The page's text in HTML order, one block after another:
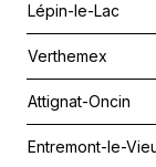
Lépin-le-Lac
Verthemex
Attignat-Oncin
Entremont-le-